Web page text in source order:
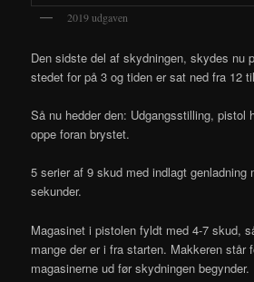
2019 udgaven
Den sidste del af skydningen, skydes nu
stedet for på 3 og tiden er sat ned fra 12
Så nu hedder den: Udgangsstilling, pistol
oppe foran brystet.
5 serier af 9 skud med indlagt genladning
sekunder.
Magasinet i pistolen fyldt med 4-7 skud,
mange der er i fra starten. Makkeren står
magasinerne ud før skydningen begynder.